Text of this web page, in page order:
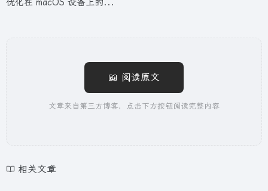
优化在 macOS 设备上的...
📖 阅读原文
文章来自第三方博客，点击下方按钮阅读完整内容
相关文章